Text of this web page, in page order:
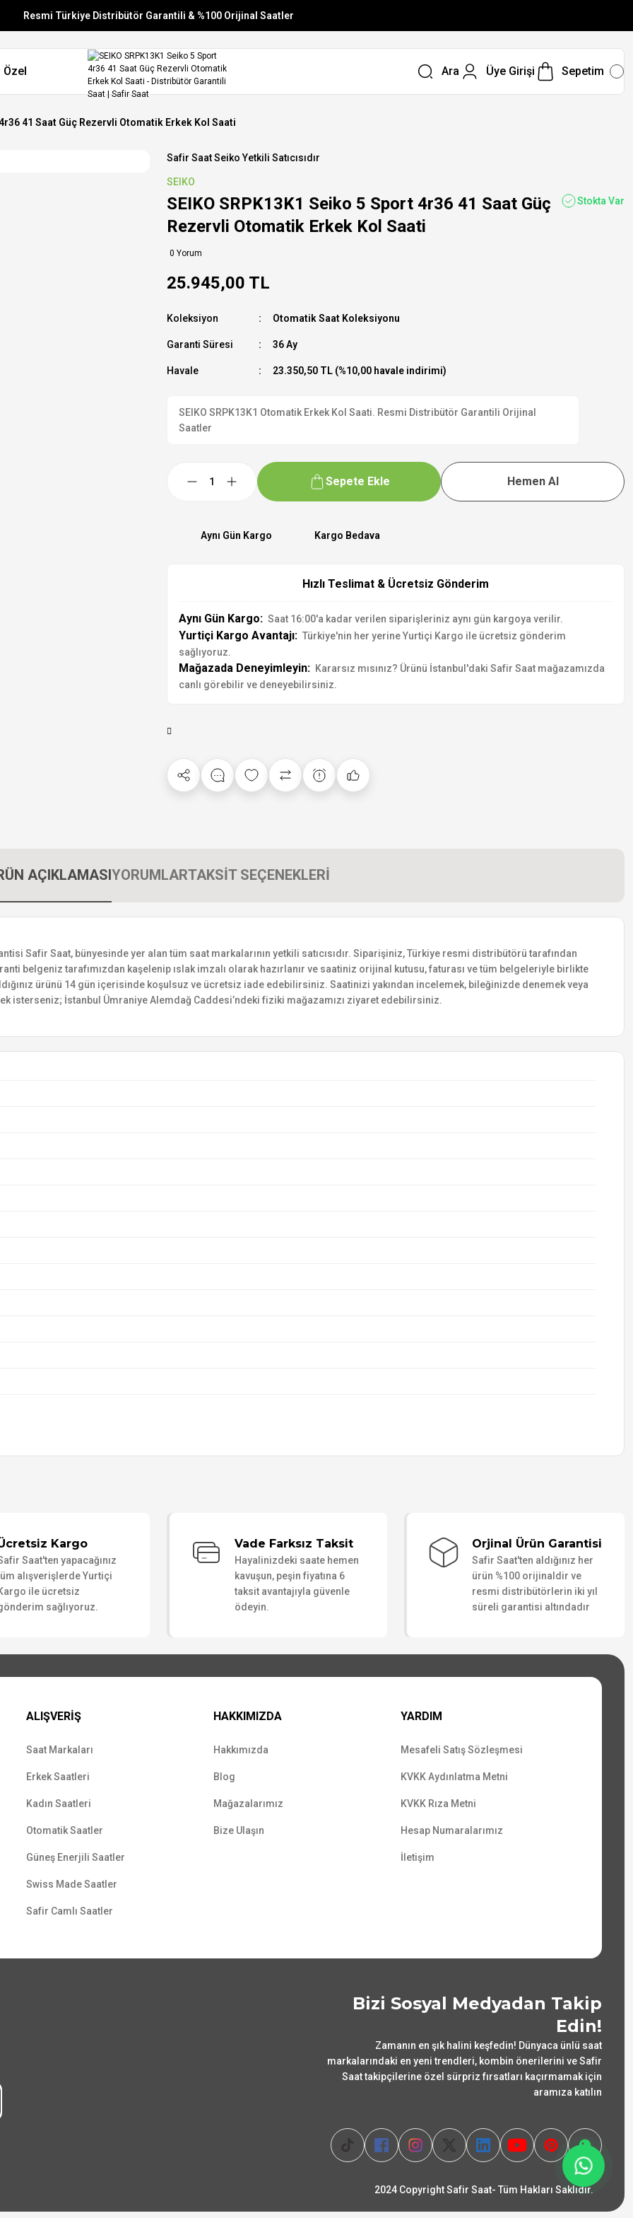
Resmi Türkiye Distribütör Garantili & %100 Orijinal Saatler
Vade Farksız 6 Taksit
Aynı Gün Stoktan Gönderim
Özel Ara Üye Girişi Sepetim
41 Saat Güç Rezervli Otomatik Erkek Kol Saati
Safir Saat Seiko Yetkili Satıcısıdır
SEIKO
SEIKO SRPK13K1 Seiko 5 Sport 4r36 41 Saat Güç
Rezervli Otomatik Erkek Kol Saati
0 Yorum
Stokta Var
25.945,00 TL
Koleksiyon Otomatik Saat Koleksiyonu
Garanti Süresi 36 Ay
Havale 23.350,50 TL (%10,00 havale indirimi)
SEIKO SRPK13K1 Otomatik Erkek Kol Saati. Resmi Distribütör Garantili Orijinal
Saatler
Sepete Ekle Hemen Al
Aynı Gün Kargo Kargo Bedava
Hızlı Teslimat & Ücretsiz Gönderim
Aynı Gün Kargo: Saat 16:00'a kadar verilen siparişleriniz aynı gün kargoya verilir.
Yurtiçi Kargo Avantajı: Türkiye'nin her yerine Yurtiçi Kargo ile ücretsiz gönderim
sağlıyoruz.
Mağazada Deneyimleyin: Kararsız mısınız? Ürünü İstanbul'daki Safir Saat mağazamızda
canlı görebilir ve deneyebilirsiniz.
AÇIKLAMASIYORUMLARTAKSİT SEÇENEKLERİ
Safir Saat, bünyesinde yer alan tüm saat markalarının yetkili satıcısıdır. Siparişiniz, Türkiye resmi distribütörü tarafından
belgeniz tarafımızdan kaşelenip ıslak imzalı olarak hazırlanır ve saatiniz orijinal kutusu, faturası ve tüm belgeleriyle birlikte
ürünü 14 gün içerisinde koşulsuz ve ücretsiz iade edebilirsiniz. Saatinizi yakından incelemek, bileğinizde denemek veya
isterseniz; İstanbul Ümraniye Alemdağ Caddesi’ndeki fiziki mağazamızı ziyaret edebilirsiniz.
Kargo
Saat'ten yapacağınız
alışverişlerde Yurtiçi
ile ücretsiz
sağlıyoruz.
Vade Farksız Taksit
Hayalinizdeki saate hemen
kavuşun, peşin fiyatına 6
taksit avantajıyla güvenle
ödeyin.
Orjinal Ürün Garantisi
Safir Saat'ten aldığınız her
ürün %100 orijinaldir ve
resmi distribütörlerin iki yıl
süreli garantisi altındadır
ALIŞVERİŞ
Saat Markaları
Erkek Saatleri
Kadın Saatleri
Otomatik Saatler
Güneş Enerjili Saatler
Swiss Made Saatler
Safir Camlı Saatler
HAKKIMIZDA
Hakkımızda
Blog
Mağazalarımız
Bize Ulaşın
YARDIM
Mesafeli Satış Sözleşmesi
KVKK Aydınlatma Metni
KVKK Rıza Metni
Hesap Numaralarımız
İletişim
Bizi Sosyal Medyadan Takip
Edin!
Zamanın en şık halini keşfedin! Dünyaca ünlü saat
markalarındaki en yeni trendleri, kombin önerilerini ve Safir
Saat takipçilerine özel sürpriz fırsatları kaçırmamak için
aramıza katılın
2024 Copyright Safir Saat- Tüm Hakları Saklıdır.